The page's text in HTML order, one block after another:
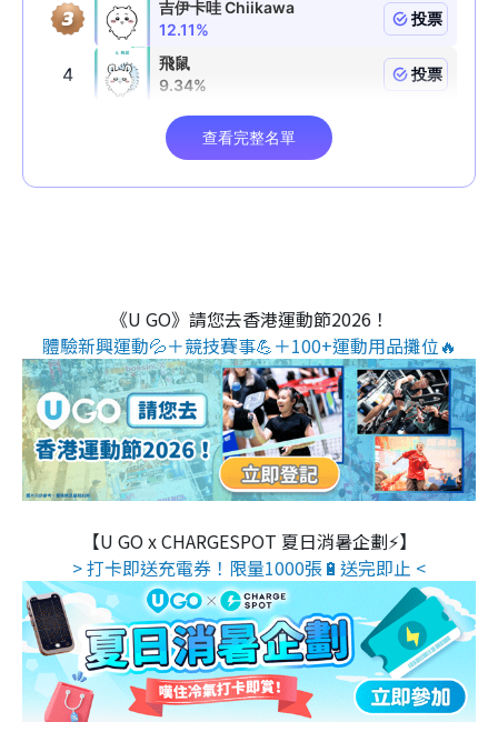
《U GO》請您去香港運動節2026！
體驗新興運動💦＋競技賽事💪＋100+運動用品攤位🔥
【U GO x CHARGESPOT 夏日消暑企劃⚡】
> 打卡即送充電券！限量1000張🔋送完即止 <